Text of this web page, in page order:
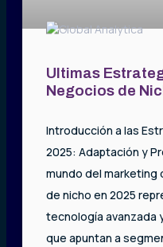
Ultimas
Negocios de
Introducción a las
2025: Adaptación y
mundo del marketing
de nicho en 2025
tecnología avanzada
que apuntan a